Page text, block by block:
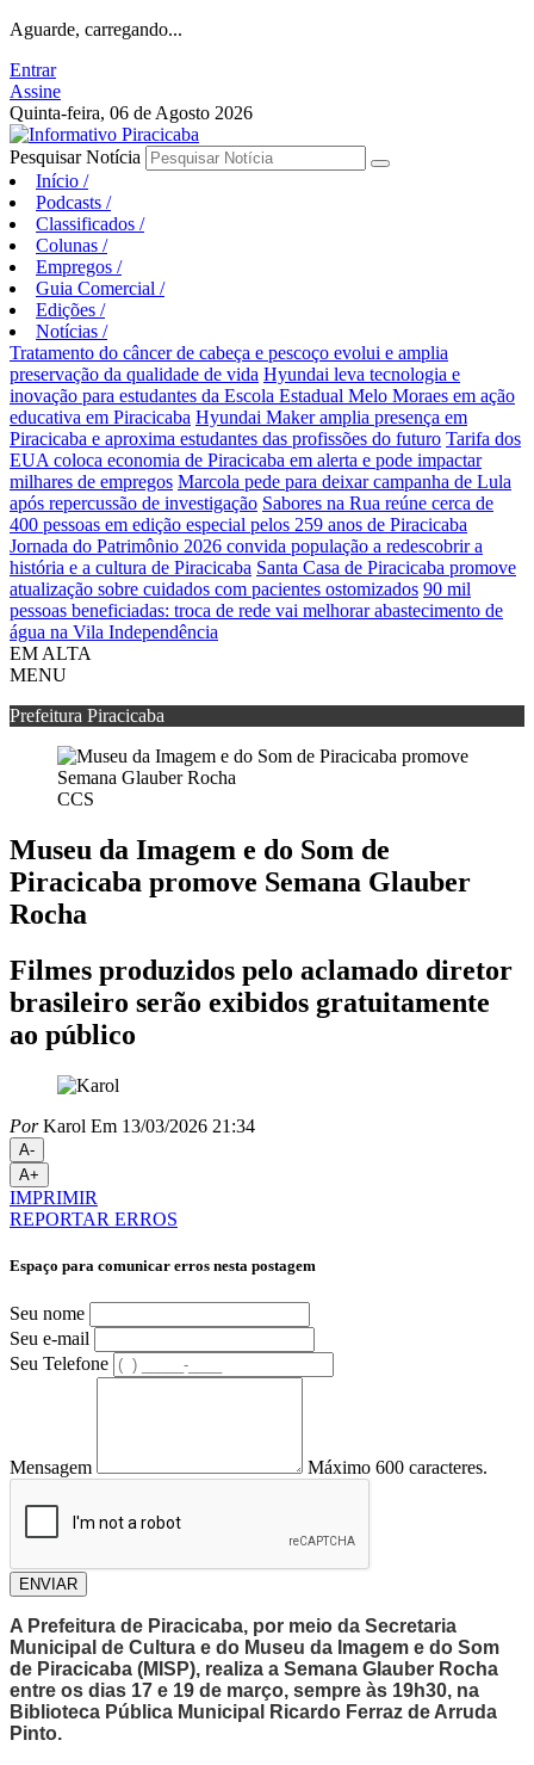
Aguarde, carregando...
Entrar
Assine
Quinta-feira, 06 de Agosto 2026
Pesquisar Notícia
Início /
Podcasts /
Classificados /
Colunas /
Empregos /
Guia Comercial /
Edições /
Notícias /
Tratamento do câncer de cabeça e pescoço evolui e amplia
preservação da qualidade de vida Hyundai leva tecnologia e
inovação para estudantes da Escola Estadual Melo Moraes em ação
educativa em Piracicaba Hyundai Maker amplia presença em
Piracicaba e aproxima estudantes das profissões do futuro Tarifa dos
EUA coloca economia de Piracicaba em alerta e pode impactar
milhares de empregos Marcola pede para deixar campanha de Lula
após repercussão de investigação Sabores na Rua reúne cerca de
400 pessoas em edição especial pelos 259 anos de Piracicaba
Jornada do Patrimônio 2026 convida população a redescobrir a
história e a cultura de Piracicaba Santa Casa de Piracicaba promove
atualização sobre cuidados com pacientes ostomizados 90 mil
pessoas beneficiadas: troca de rede vai melhorar abastecimento de
água na Vila Independência
EM ALTA
MENU
Prefeitura Piracicaba
CCS
Museu da Imagem e do Som de
Piracicaba promove Semana Glauber
Rocha
Filmes produzidos pelo aclamado diretor
brasileiro serão exibidos gratuitamente
ao público
PorKarol Em 13/03/2026 21:34
A-
A+
IMPRIMIR
REPORTAR ERROS
Espaço para comunicar erros nesta postagem
Seu nome
Seu e-mail
Seu Telefone
Mensagem Máximo 600 caracteres.
ENVIAR
A Prefeitura de Piracicaba, por meio da Secretaria
Municipal de Cultura e do Museu da Imagem e do Som
de Piracicaba (MISP), realiza a Semana Glauber Rocha
entre os dias 17 e 19 de março, sempre às 19h30, na
Biblioteca Pública Municipal Ricardo Ferraz de Arruda
Pinto.